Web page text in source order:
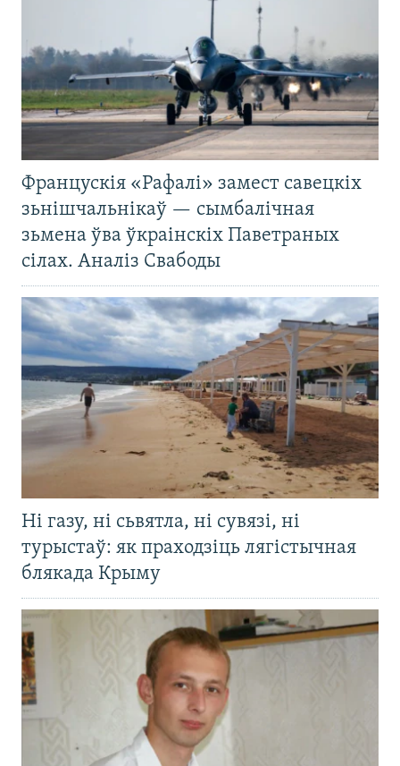
Францускія «Рафалі» замест савецкіх
зьнішчальнікаў — сымбалічная
зьмена ўва ўкраінскіх Паветраных
сілах. Аналіз Свабоды
Ні газу, ні сьвятла, ні сувязі, ні
турыстаў: як праходзіць лягістычная
блякада Крыму